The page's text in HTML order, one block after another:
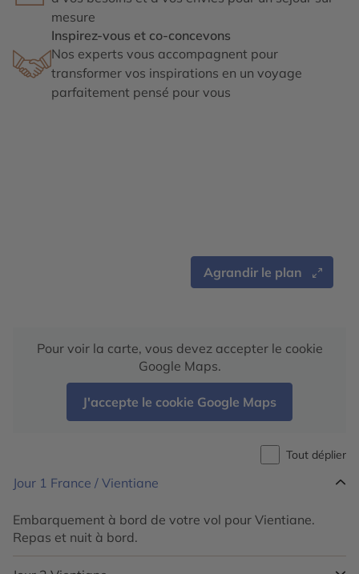
mesure
Inspirez-vous et co-concevons
Nos experts vous accompagnent pour
transformer vos inspirations en un voyage
parfaitement pensé pour vous
Agrandir le plan
Pour voir la carte, vous devez accepter le cookie
Google Maps.
J'accepte le cookie Google Maps
Tout déplier
Jour 1 France / Vientiane
Embarquement à bord de votre vol pour Vientiane.
Repas et nuit à bord.